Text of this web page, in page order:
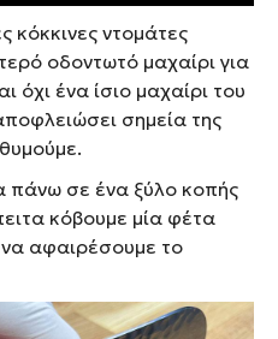
κόκκινες ντομάτες
οδοντωτό μαχαίρι για
όχι ένα ίσιο μαχαίρι του
σημεία της
πάνω σε ένα ξύλο κοπής
κόβουμε μία φέτα
αφαιρέσουμε το